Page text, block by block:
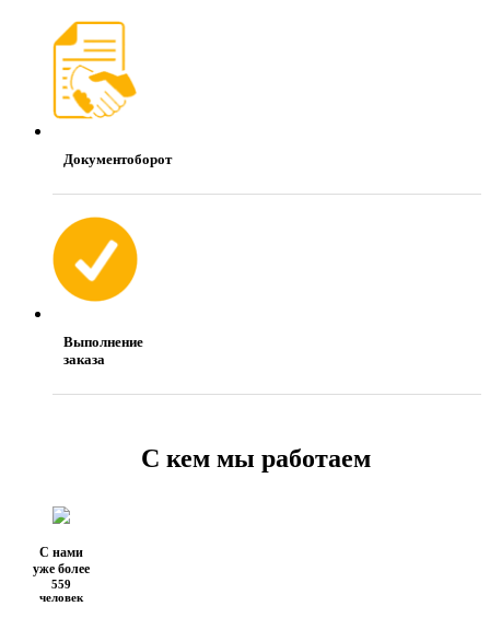
Документоборот
Выполнение
заказа
С кем мы работаем
С нами
уже более
559
человек